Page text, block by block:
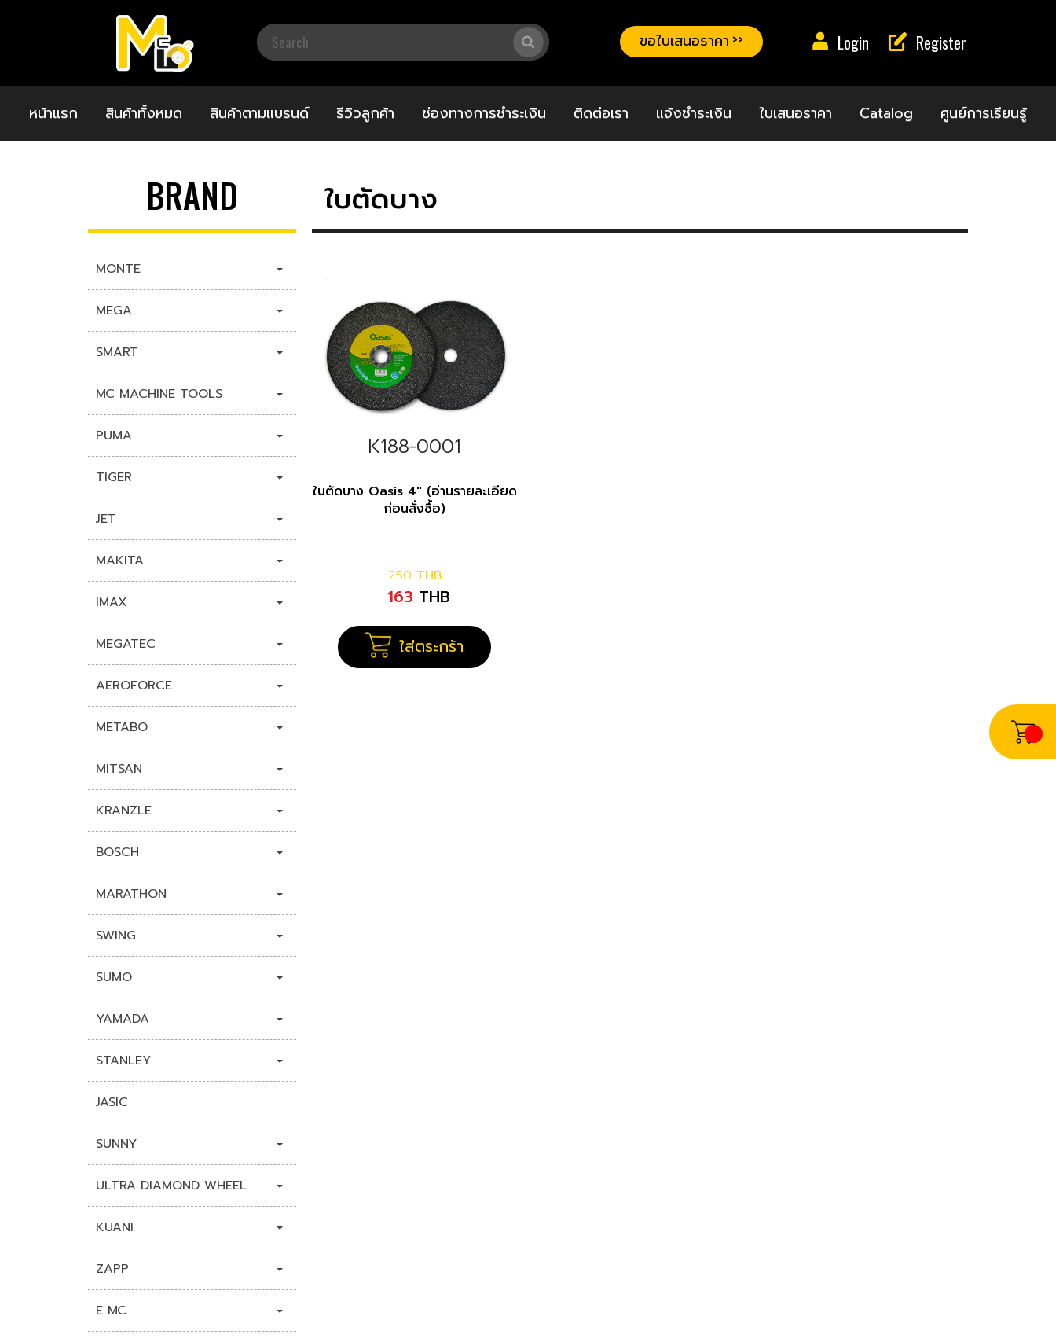
หน้าแรก สินค้าทั้งหมด สินค้าตามแบรนด์ รีวิวลูกค้า ช่องทางการชำระเงิน ติดต่อเรา แจ้งชำระเงิน ใบเสนอราคา Catalog ศูนย์การเรียนรู้
ขอใบเสนอราคา >> Login Register
BRAND
MONTE
MEGA
SMART
MC MACHINE TOOLS
PUMA
TIGER
JET
MAKITA
IMAX
MEGATEC
AEROFORCE
METABO
MITSAN
KRANZLE
BOSCH
MARATHON
SWING
SUMO
YAMADA
STANLEY
JASIC
SUNNY
ULTRA DIAMOND WHEEL
KUANI
ZAPP
E MC
ใบตัดบาง
K188-0001
ใบตัดบาง Oasis 4" (อ่านรายละเอียด
ก่อนสั่งซื้อ)
250 THB
163 THB
ใส่ตระกร้า